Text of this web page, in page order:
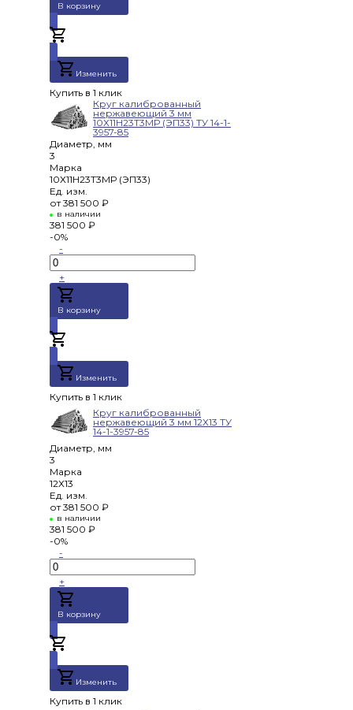
В корзину
Изменить
Купить в 1 клик
Круг калиброванный
нержавеющий 3 мм
10Х11Н23Т3МР (ЭП33) ТУ 14-1-
3957-85
Диаметр, мм
3
Марка
10Х11Н23Т3МР (ЭП33)
Ед. изм.
от 381 500 ₽
в наличии
381 500 ₽
-0%
-
+
В корзину
Изменить
Купить в 1 клик
Круг калиброванный
нержавеющий 3 мм 12Х13 ТУ
14-1-3957-85
Диаметр, мм
3
Марка
12Х13
Ед. изм.
от 381 500 ₽
в наличии
381 500 ₽
-0%
-
+
В корзину
Изменить
Купить в 1 клик